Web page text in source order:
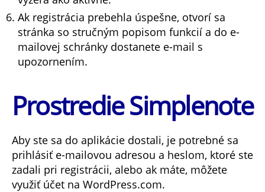
Ak registrácia prebehla úspešne, otvorí sa
stránka so stručným popisom funkcií a do e-
mailovej schránky dostanete e-mail s
upozornením.
Prostredie Simplenote
Aby ste sa do aplikácie dostali, je potrebné sa
prihlásiť e-mailovou adresou a heslom, ktoré ste
zadali pri registrácii, alebo ak máte, môžete
využiť účet na WordPress.com.